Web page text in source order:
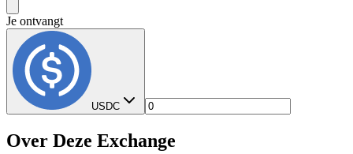
Je ontvangt
USDC
Over Deze Exchange